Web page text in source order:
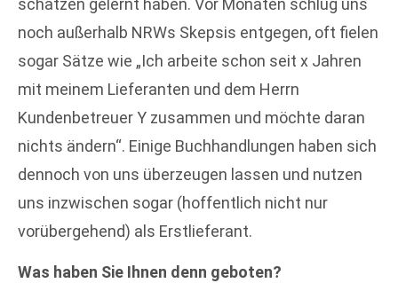
schätzen gelernt haben. Vor Monaten schlug uns
noch außerhalb NRWs Skepsis entgegen, oft fielen
sogar Sätze wie „Ich arbeite schon seit x Jahren
mit meinem Lieferanten und dem Herrn
Kundenbetreuer Y zusammen und möchte daran
nichts ändern“. Einige Buchhandlungen haben sich
dennoch von uns überzeugen lassen und nutzen
uns inzwischen sogar (hoffentlich nicht nur
vorübergehend) als Erstlieferant.
Was haben Sie Ihnen denn geboten?